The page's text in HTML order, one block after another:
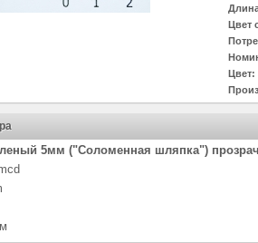
Цвет
Цвет:
5мм ("Соломенная шляпка")